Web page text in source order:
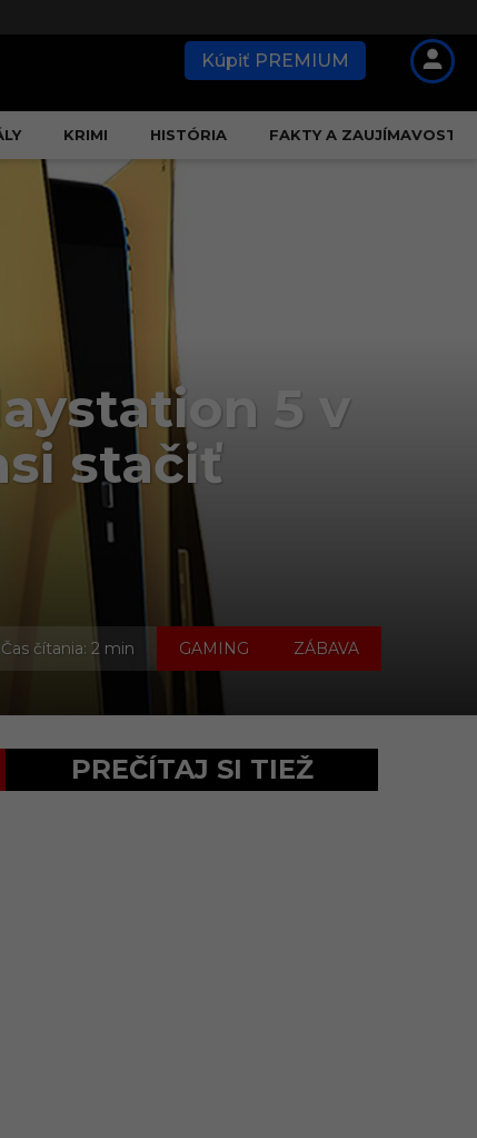
Kúpiť PREMIUM
KRIMI HISTÓRIA FAKTY A ZAUJÍMAVOSTI
5 v
stačiť
Čas čítania: 2 min GAMING ZÁBAVA
PREČÍTAJ SI TIEŽ